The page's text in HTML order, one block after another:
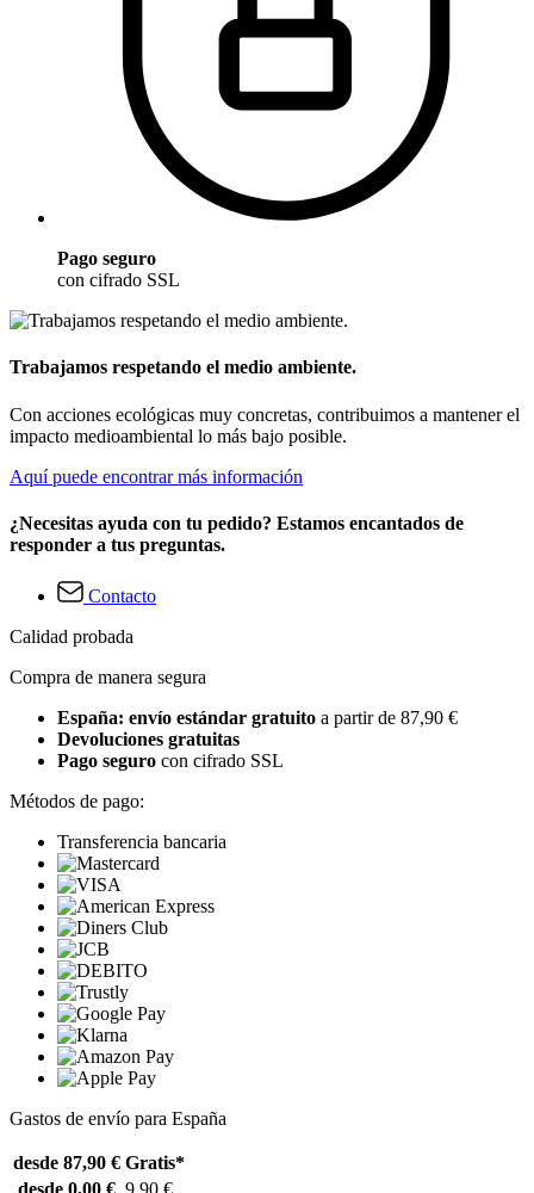
Pago seguro
con cifrado SSL
Trabajamos respetando el medio ambiente.
Con acciones ecológicas muy concretas, contribuimos a mantener el
impacto medioambiental lo más bajo posible.
Aquí puede encontrar más información
¿Necesitas ayuda con tu pedido? Estamos encantados de
responder a tus preguntas.
Contacto
Calidad probada
Compra de manera segura
España: envío estándar gratuito a partir de 87,90 €
Devoluciones gratuitas
Pago seguro con cifrado SSL
Métodos de pago:
Transferencia bancaria
Gastos de envío para España
desde 87,90 € Gratis*
desde 0,00 € 9,90 €